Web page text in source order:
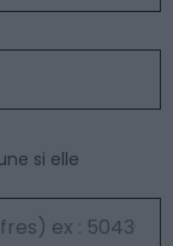
si elle